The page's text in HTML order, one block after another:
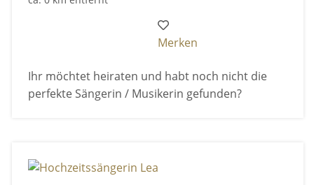
Merken
Ihr möchtet heiraten und habt noch nicht die
perfekte Sängerin / Musikerin gefunden?